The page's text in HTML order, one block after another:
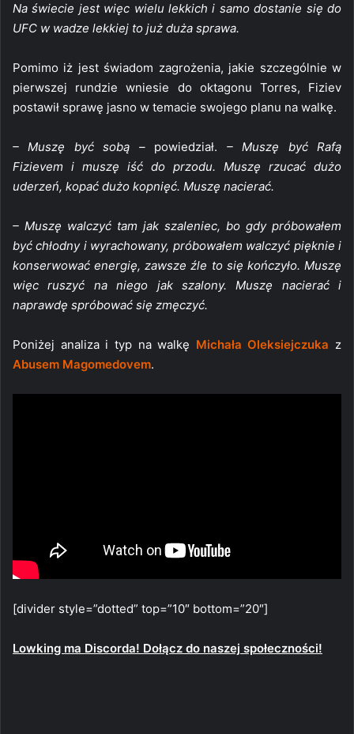
Na świecie jest więc wielu lekkich i samo dostanie się do
UFC w wadze lekkiej to już duża sprawa.
Pomimo iż jest świadom zagrożenia, jakie szczególnie w
pierwszej rundzie wniesie do oktagonu Torres, Fiziev
postawił sprawę jasno w temacie swojego planu na walkę.
– Muszę być sobą –powiedział. – Muszę być Rafą
Fizievem i muszę iść do przodu. Muszę rzucać dużo
uderzeń, kopać dużo kopnięć. Muszę nacierać.
– Muszę walczyć tam jak szaleniec, bo gdy próbowałem
być chłodny i wyrachowany, próbowałem walczyć pięknie i
konserwować energię, zawsze źle to się kończyło. Muszę
więc ruszyć na niego jak szalony. Muszę nacierać i
naprawdę spróbować się zmęczyć.
Poniżej analiza i typ na walkę Michała Oleksiejczuka z
Abusem Magomedovem.
[divider style=”dotted” top=”10″ bottom=”20″]
Lowking ma Discorda! Dołącz do naszej społeczności!